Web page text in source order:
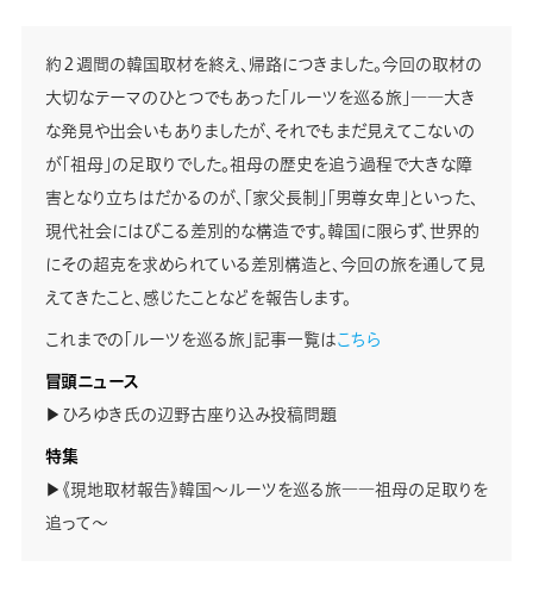
約２週間の韓国取材を終え、帰路につきました。今回の取材の
大切なテーマのひとつでもあった「ルーツを巡る旅」――大き
な発見や出会いもありましたが、それでもまだ見えてこないの
が「祖母」の足取りでした。祖母の歴史を追う過程で大きな障
害となり立ちはだかるのが、「家父長制」「男尊女卑」といった、
現代社会にはびこる差別的な構造です。韓国に限らず、世界的
にその超克を求められている差別構造と、今回の旅を通して見
えてきたこと、感じたことなどを報告します。
これまでの「ルーツを巡る旅」記事一覧はこちら
冒頭ニュース
▶ひろゆき氏の辺野古座り込み投稿問題
特集
▶《現地取材報告》韓国～ルーツを巡る旅――祖母の足取りを
追って～